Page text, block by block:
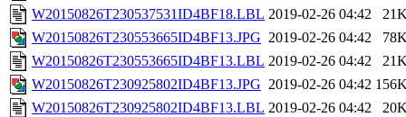
W20150826T230537531ID4BF18.LBL 2019-02-26 04:42
W20150826T230553665ID4BF13.JPG 2019-02-26 04:42
W20150826T230553665ID4BF13.LBL 2019-02-26 04:42
W20150826T230925802ID4BF13.JPG 2019-02-26 04:42
W20150826T230925802ID4BF13.LBL 2019-02-26 04:42